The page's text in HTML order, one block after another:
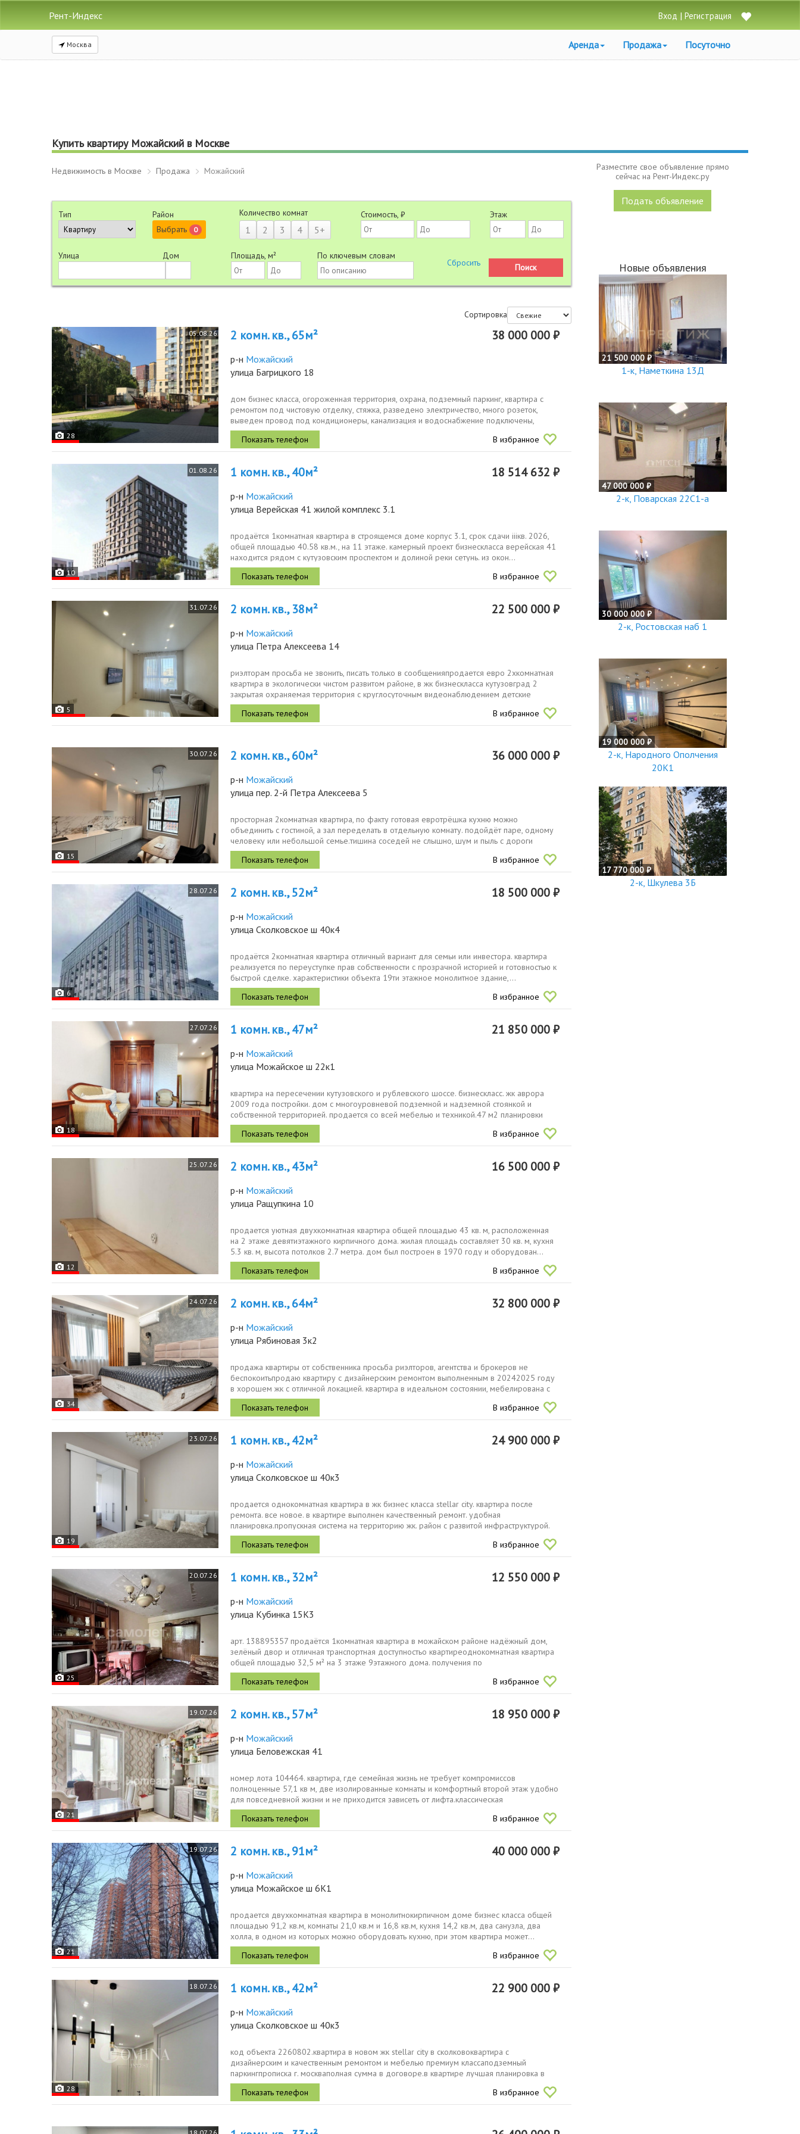
Рент-Индекс Вход | Регистрация
Москва Аренда Продажа Посуточно
Купить квартиру Можайский в Москве
Недвижимость в Москве Продажа Можайский
Тип
Район
Выбрать
0
Количество комнат
1 2 3 4 5+
Стоимость, ₽ Этаж
Улица Дом Площадь, м² По ключевым словам
Сортировка
05.08.26
28
2 комн. кв., 65м² 38 000 000 ₽
р-н Можайский
улица Багрицкого 18
дом бизнес класса, огороженная территория, охрана, подземный паркинг, квартира с
ремонтом под чистовую отделку, стяжка, разведено электричество, много розеток,
выведен провод под кондиционеры, канализация и водоснабжение подключены,
заменены...
В избранное
01.08.26
10
1 комн. кв., 40м² 18 514 632 ₽
р-н Можайский
улица Верейская 41 жилой комплекс 3.1
продаётся 1комнатная квартира в строящемся доме корпус 3.1, срок сдачи iiiкв. 2026,
общей площадью 40.58 кв.м., на 11 этаже. камерный проект бизнескласса верейская 41
находится рядом с кутузовским проспектом и долиной реки сетунь. из окон...
В избранное
31.07.26
5
2 комн. кв., 38м² 22 500 000 ₽
р-н Можайский
улица Петра Алексеева 14
риэлторам просьба не звонить, писать только в сообщенияпродается евро 2хкомнатная
квартира в экологически чистом развитом районе, в жк бизнескласса кутузовград 2
закрытая охраняемая территория с круглосуточным видеонаблюдением детские
площадки...
В избранное
30.07.26
15
2 комн. кв., 60м² 36 000 000 ₽
р-н Можайский
улица пер. 2-й Петра Алексеева 5
просторная 2комнатная квартира, по факту готовая евротрёшка кухню можно
объединить с гостиной, а зал переделать в отдельную комнату. подойдёт паре, одному
человеку или небольшой семье.тишина соседей не слышно, шум и пыль с дороги
далеко от дома.по...
В избранное
28.07.26
6
2 комн. кв., 52м² 18 500 000 ₽
р-н Можайский
улица Сколковское ш 40к4
продаётся 2комнатная квартира отличный вариант для семьи или инвестора. квартира
реализуется по переуступке прав собственности с прозрачной историей и готовностью к
быстрой сделке. характеристики объекта 19ти этажное монолитное здание,...
В избранное
27.07.26
18
1 комн. кв., 47м² 21 850 000 ₽
р-н Можайский
улица Можайское ш 22к1
квартира на пересечении кутузовского и рублевского шоссе. бизнескласс. жк аврора
2009 года постройки. дом с многоуровневой подземной и надземной стоянкой и
собственной территорией. продается со всей мебелью и техникой.47 м2 планировки
open space с...
В избранное
25.07.26
12
2 комн. кв., 43м² 16 500 000 ₽
р-н Можайский
улица Ращупкина 10
продается уютная двухкомнатная квартира общей площадью 43 кв. м, расположенная
на 2 этаже девятиэтажного кирпичного дома. жилая площадь составляет 30 кв. м, кухня
5.3 кв. м, высота потолков 2.7 метра. дом был построен в 1970 году и оборудован...
В избранное
24.07.26
34
2 комн. кв., 64м² 32 800 000 ₽
р-н Можайский
улица Рябиновая 3к2
продажа квартиры от собственника просьба риэлторов, агентства и брокеров не
беспокоитьпродаю квартиру с дизайнерским ремонтом выполненным в 20242025 году
в хорошем жк с отличной локацией. квартира в идеальном состоянии, мебелирована с
техникой,...
В избранное
23.07.26
19
1 комн. кв., 42м² 24 900 000 ₽
р-н Можайский
улица Сколковское ш 40к3
продается однокомнатная квартира в жк бизнес класса stellar city. квартира после
ремонта. все новое. в квартире выполнен качественный ремонт. удобная
планировка.пропускная система на территорию жк. район с развитой инфраструктурой.
рядом парк....
В избранное
20.07.26
25
1 комн. кв., 32м² 12 550 000 ₽
р-н Можайский
улица Кубинка 15К3
арт. 138895357 продаётся 1комнатная квартира в можайском районе надёжный дом,
зелёный двор и отличная транспортная доступностьо квартиреоднокомнатная квартира
общей площадью 32,5 м² на 3 этаже 9этажного дома. получения по
наследству.планировка...
В избранное
19.07.26
21
2 комн. кв., 57м² 18 950 000 ₽
р-н Можайский
улица Беловежская 41
номер лота 104464. квартира, где семейная жизнь не требует компромиссов
полноценные 57,1 кв м, две изолированные комнаты и комфортный второй этаж удобно
для повседневной жизни и не приходится зависеть от лифта.классическая
функциональная планировка...
В избранное
19.07.26
21
2 комн. кв., 91м² 40 000 000 ₽
р-н Можайский
улица Можайское ш 6К1
продается двухкомнатная квартира в монолитнокирпичном доме бизнес класса общей
площадью 91,2 кв.м, комнаты 21,0 кв.м и 16,8 кв.м, кухня 14,2 кв.м, два санузла, два
холла, в одном из которых можно оборудовать кухню, при этом квартира может...
В избранное
18.07.26
28
1 комн. кв., 42м² 22 900 000 ₽
р-н Можайский
улица Сколковское ш 40к3
код объекта 2260802.квартира в новом жк stellar city в сколковоквартира с
дизайнерским и качественным ремонтом и мебелью премиум классаподземный
паркингпрописка г. москваполная сумма в договоре.в квартире лучшая планировка в
доме изолированная...
В избранное
18.07.26
Разместите свое объявление прямо
сейчас на Рент-Индекс.ру
Подать объявление
Новые объявления
21 500 000 ₽
1-к, Наметкина 13Д
47 000 000 ₽
2-к, Поварская 22С1-а
30 000 000 ₽
2-к, Ростовская наб 1
19 000 000 ₽
2-к, Народного Ополчения
20К1
17 770 000 ₽
2-к, Шкулева 3Б